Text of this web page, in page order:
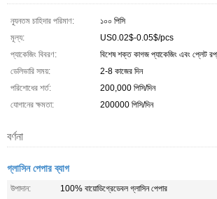
ন্যূনতম চাহিদার পরিমাণ:
১০০ পিসি
মূল্য:
US0.02$-0.05$/pcs
প্যাকেজিং বিবরণ:
বিশেষ শক্ত কাগজ প্যাকেজিং এবং প্লেট
ডেলিভারি সময়:
2-8 কাজের দিন
পরিশোধের শর্ত:
200,000 পিসি/দিন
যোগানের ক্ষমতা:
200000 পিসি/দিন
বর্ণনা
গ্লাসিন পেপার ব্যাগ
উপাদান:
100% বায়োডিগ্রেডেবল গ্লাসিন পেপার